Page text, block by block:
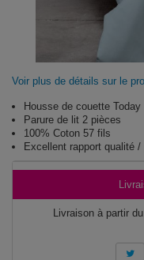
Voir plus de détails sur le
Housse de couette
Parure de lit 2 pièces
100% Coton 57 fils
Excellent rapport qualité /
Livraison à partir du